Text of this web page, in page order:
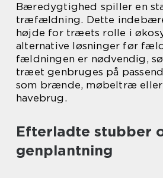
Bæredygtighed spiller en
træfældning. Dette
højde for træets rolle i
alternative løsninger før
fældningen er nødvendig,
træet genbruges på
som brænde, møbeltræ
havebrug.
Efterladte stubber
genplantning